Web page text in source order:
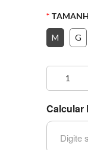
M G
Calcular